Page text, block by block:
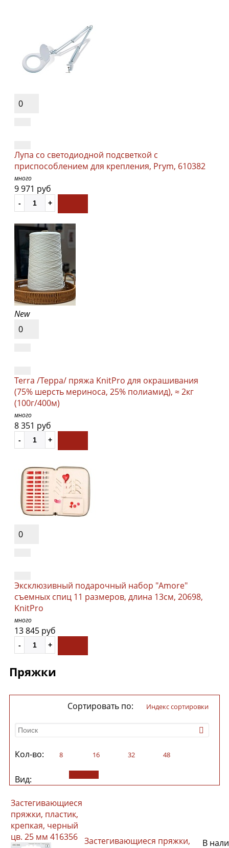
0
Лупа со светодиодной подсветкой с
приспособлением для крепления, Prym, 610382
много
9 971 руб
New
0
Terra /Терра/ пряжа KnitPro для окрашивания
(75% шерсть мериноса, 25% полиамид), ≈ 2кг
(100г/400м)
много
8 351 руб
0
Эксклюзивный подарочный набор "Amore"
съемных спиц 11 размеров, длина 13см, 20698,
KnitPro
много
13 845 руб
Пряжки
Сортировать по: индекс сортировки
Кол-во: 8 16 32 48
Вид:
Застегивающиеся
пряжки, пластик,
крепкая, черный
цв. 25 мм 416356 Застегивающиеся пряжки,
В